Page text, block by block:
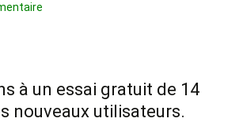
à un essai gratuit de 14
nouveaux utilisateurs.